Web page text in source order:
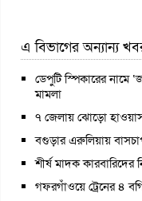
এ বিভাগের অন্যান্য
ডেপুটি স্পিকারের নামে
মামলা
৭ জেলায় ঝোড়ো
বগুড়ার এরুলিয়ায়
শীর্ষ মাদক কারবারিদের
গফরগাঁওয়ে ট্রেনের ৪